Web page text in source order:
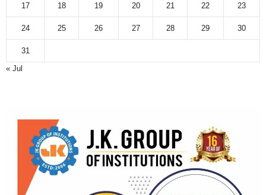
17 18 19 20 21 22 23
24 25 26 27 28 29 30
31
« Jul